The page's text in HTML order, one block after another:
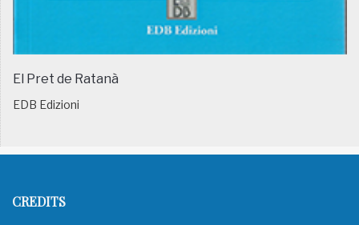
El Pret de Ratanà
EDB Edizioni
CREDITS